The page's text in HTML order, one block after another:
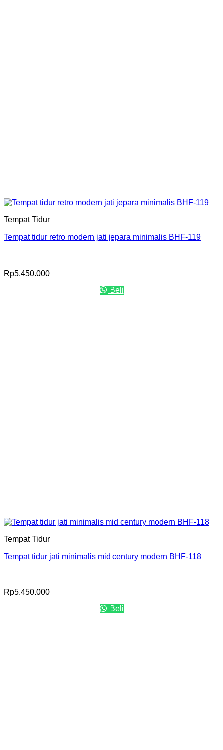
Tempat Tidur
Tempat tidur retro modern jati jepara minimalis BHF-119
Rp5.450.000
Beli
Tempat Tidur
Tempat tidur jati minimalis mid century modern BHF-118
Rp5.450.000
Beli